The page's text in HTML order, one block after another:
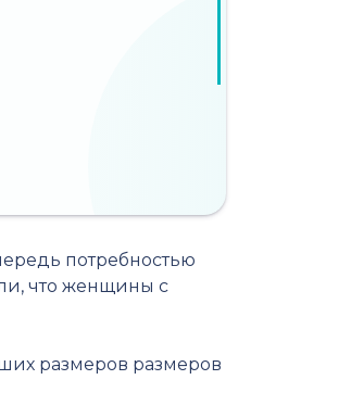
потребностью
что женщины с
размеров размеров